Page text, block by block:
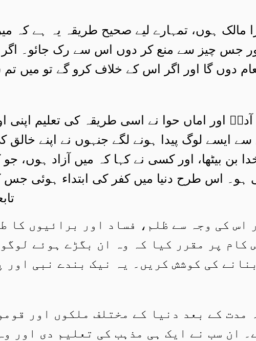
مالک ہوں، تمہارے لیے صحیح طریقہ یہ ہے کہ
جس چیز سے منع کر دوں اس سے رک جائو۔ اگر
دوں گا اور اگر اس کے خلاف کرو گے تو میں
اور اماں حوا نے اسی طریقہ کی تعلیم اپنی
لوگ پیدا ہونے لگے جنہوں نے اپنے خالق
بن بیٹھا، اور کسی نے کہا کہ میں آزاد ہوں،
ہو۔ اس طرح دنیا میں کفر کی ابتداء ہوئی
اس کی وجہ سے ظلم، فساد اور برائیوں کا
کام پر مقرر کیا کہ وہ ان بگڑے ہوئے
کی کوشش کریں۔ یہ نیک بندے نبی اور
مدت کے بعد دنیا کے مختلف ملکوں اور
ان سب نے ایک ہی مذہب کی تعلیم دی اور